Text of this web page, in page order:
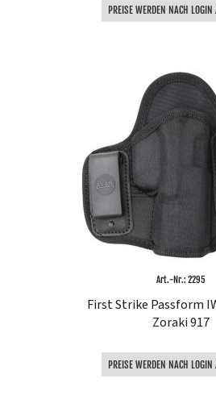
PREISE WERDEN NACH LOGIN
Art.-Nr.: 2295
First Strike Passform
Zoraki 917
PREISE WERDEN NACH LOGIN